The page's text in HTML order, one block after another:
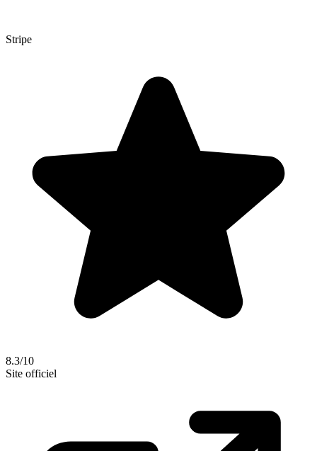
Stripe
8.3/10
Site officiel